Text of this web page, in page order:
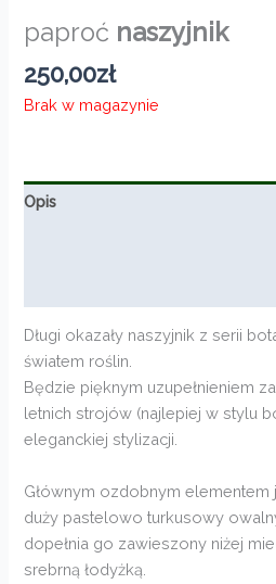
paproć naszyjnik
250,00zł
Brak w magazynie
Opis
Długi okazały naszyjnik z serii
światem roślin.
Będzie pięknym uzupełnieniem
letnich strojów (najlepiej w stylu
eleganckiej stylizacji.
Głównym ozdobnym elementem
duży pastelowo turkusowy
dopełnia go zawieszony niżej
srebrną łodyżką.